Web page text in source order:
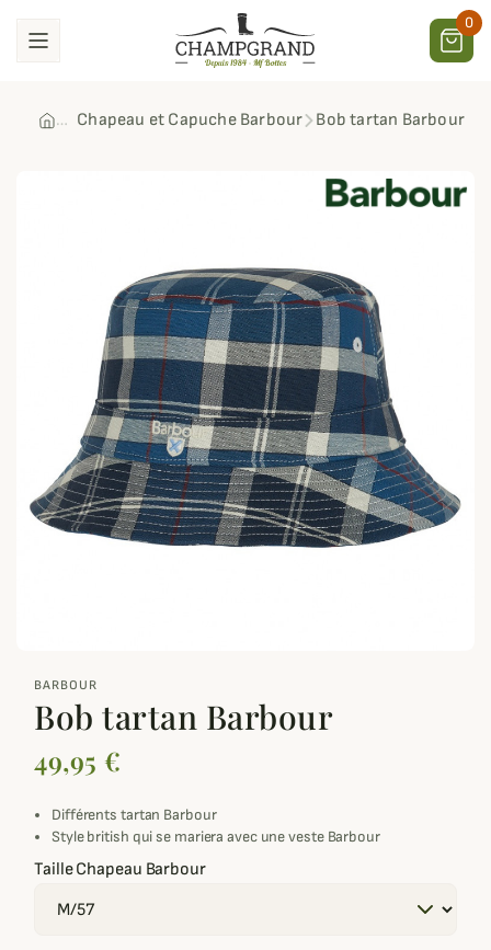
0
Chapeau et Capuche Barbour Bob tartan Barbour
BARBOUR
Bob tartan Barbour
49,95 €
Différents tartan Barbour
Style british qui se mariera avec une veste Barbour
Taille Chapeau Barbour